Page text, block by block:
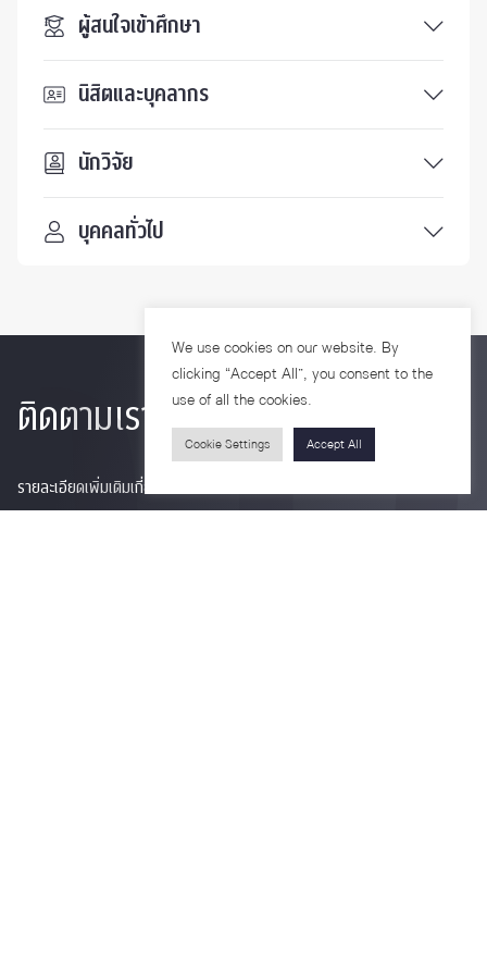
ผู้สนใจเข้าศึกษา
นิสิตและบุคลากร
นักวิจัย
บุคคลทั่วไป
ติดตามเรา
รายละเอียดเพิ่มเติมเกี่ยวกับคณะ ติดตามข่าวสารคณะ
We use cookies on our website. By
clicking “Accept All”, you consent to the
use of all the cookies.
Cookie Settings Accept All